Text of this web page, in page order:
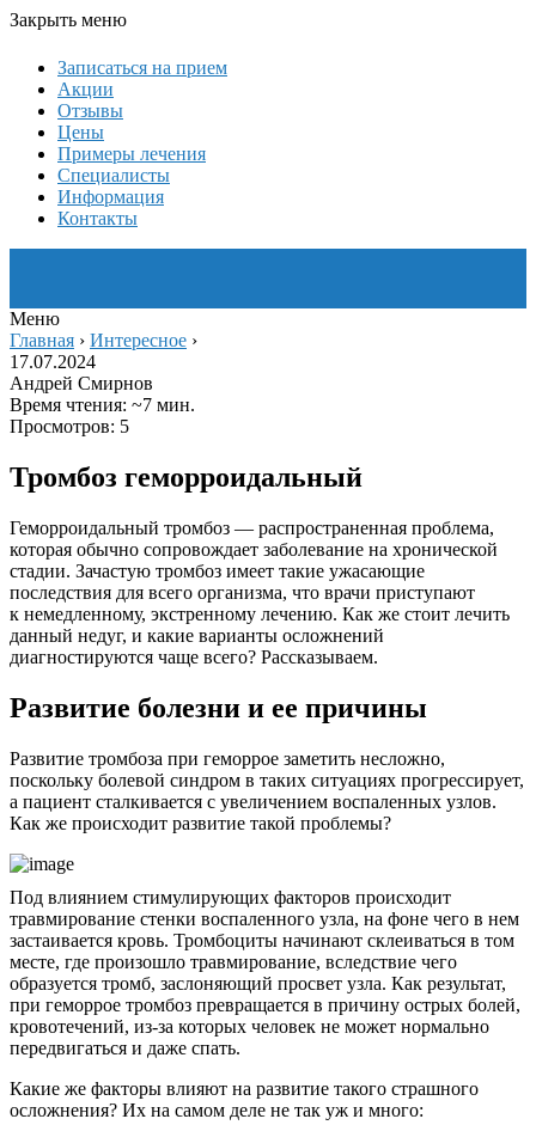
Закрыть меню
Записаться на прием
Акции
Отзывы
Цены
Примеры лечения
Специалисты
Информация
Контакты
Меню
Главная › Интересное ›
17.07.2024
Андрей Смирнов
Время чтения: ~7 мин.
Просмотров: 5
Тромбоз геморроидальный
Геморроидальный тромбоз — распространенная проблема,
которая обычно сопровождает заболевание на хронической
стадии. Зачастую тромбоз имеет такие ужасающие
последствия для всего организма, что врачи приступают
к немедленному, экстренному лечению. Как же стоит лечить
данный недуг, и какие варианты осложнений
диагностируются чаще всего? Рассказываем.
Развитие болезни и ее причины
Развитие тромбоза при геморрое заметить несложно,
поскольку болевой синдром в таких ситуациях прогрессирует,
а пациент сталкивается с увеличением воспаленных узлов.
Как же происходит развитие такой проблемы?
Под влиянием стимулирующих факторов происходит
травмирование стенки воспаленного узла, на фоне чего в нем
застаивается кровь. Тромбоциты начинают склеиваться в том
месте, где произошло травмирование, вследствие чего
образуется тромб, заслоняющий просвет узла. Как результат,
при геморрое тромбоз превращается в причину острых болей,
кровотечений, из-за которых человек не может нормально
передвигаться и даже спать.
Какие же факторы влияют на развитие такого страшного
осложнения? Их на самом деле не так уж и много: